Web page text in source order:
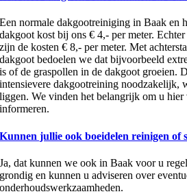
Een normale dakgootreiniging in Baak en
dakgoot kost bij ons € 4,- per meter.
zijn de kosten € 8,- per meter. Met
dakgoot bedoelen we dat bijvoorbeeld
is of de graspollen in de dakgoot groeien.
intensievere dakgootreining noodzakelijk,
liggen. We vinden het belangrijk om u hier
informeren.
Kunnen jullie ook boeidelen reinigen of
Ja, dat kunnen we ook in Baak voor u
grondig en kunnen u adviseren over
onderhoudswerkzaamheden.